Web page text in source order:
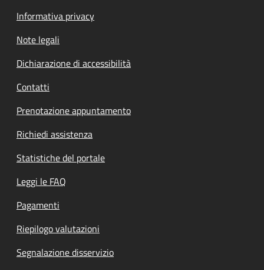
Informativa privacy
Note legali
Dichiarazione di accessibilità
Contatti
Prenotazione appuntamento
Richiedi assistenza
Statistiche del portale
Leggi le FAQ
Pagamenti
Riepilogo valutazioni
Segnalazione disservizio